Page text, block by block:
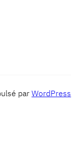
parWordPress